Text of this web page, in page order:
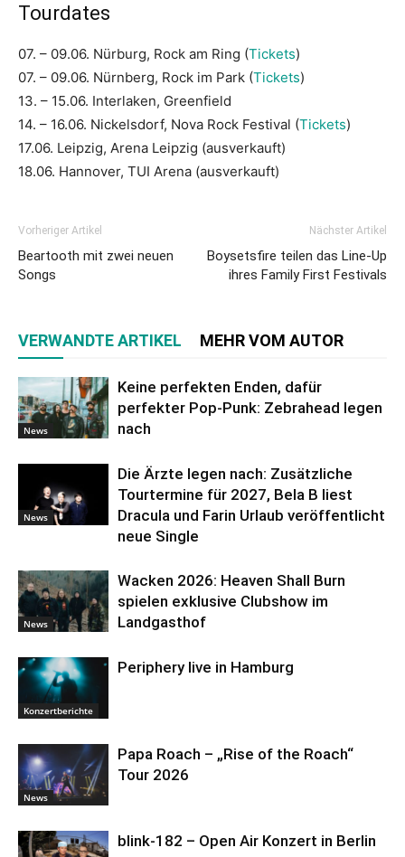
Tourdates
07. – 09.06. Nürburg, Rock am Ring (Tickets)
07. – 09.06. Nürnberg, Rock im Park (Tickets)
13. – 15.06. Interlaken, Greenfield
14. – 16.06. Nickelsdorf, Nova Rock Festival (Tickets)
17.06. Leipzig, Arena Leipzig (ausverkauft)
18.06. Hannover, TUI Arena (ausverkauft)
Vorheriger Artikel
Beartooth mit zwei neuen
Songs
Nächster Artikel
Boysetsfire teilen das Line-Up
ihres Family First Festivals
VERWANDTE ARTIKEL MEHR VOM AUTOR
News
Keine perfekten Enden, dafür
perfekter Pop-Punk: Zebrahead legen
nach
News
Die Ärzte legen nach: Zusätzliche
Tourtermine für 2027, Bela B liest
Dracula und Farin Urlaub veröffentlicht
neue Single
News
Wacken 2026: Heaven Shall Burn
spielen exklusive Clubshow im
Landgasthof
Konzertberichte
Periphery live in Hamburg
News
Papa Roach – „Rise of the Roach“
Tour 2026
blink-182 – Open Air Konzert in Berlin